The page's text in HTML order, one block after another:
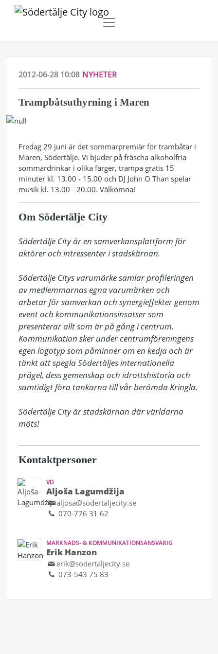
2012-06-28 10:08 NYHETER
Trampbåtsuthyrning i Maren
Fredag 29 juni är det sommarpremiär för trambåtar i
Maren, Södertälje. Vi bjuder på fräscha alkoholfria
sommardrinkar i olika färger, trampa gratis 15
minuter kl. 13.00 - 15.00 och DJ John O Than spelar
musik kl. 13.00 - 20.00. Välkomna!
Om Södertälje City
Södertälje City är en samverkansplattform för
aktörer och intressenter i stadskärnan.
Södertälje Citys varumärke samlar profileringen
av medlemmarnas egna varumärken och
arbetar för samverkan och synergieffekter genom
event och kommunikationsinsatser som
presenterar allt som är på gång i centrum.
Kommunikation sker under centrumföreningens
egen logotyp som påminner om en kedja och är
tänkt att spegla Södertäljes internationella
prägel, dess gemenskap och idrottshistoria och
samtidigt föra tankarna till vår berömda Kringla.
Södertälje City är stadskärnan där världarna
möts!
Kontaktpersoner
VD
Aljoša Lagumdžija
aljosa@sodertaljecity.se
070-776 31 62
MARKNADS- & KOMMUNIKATIONSANSVARIG
Erik Hanzon
erik@sodertaljecity.se
073-543 75 83